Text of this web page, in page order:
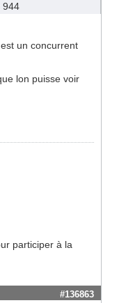
944
un concurrent
lon puisse voir
participer à la
#136863